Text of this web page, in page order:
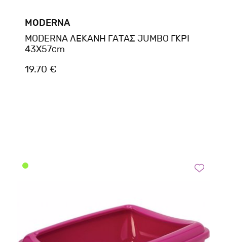
MODERNA
MODERNA ΛΕΚΑΝΗ ΓΑΤΑΣ JUMBO ΓΚΡΙ
43X57cm
19.70 €